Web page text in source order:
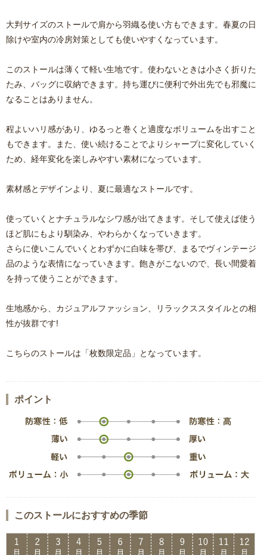
ポイント
このストールにおすすめの季節
大判サイズのストールで肩から羽織る使い方もできます。春夏の日
除けや室内の冷房対策としても使いやすくなっています。
このストールは薄くて軽い生地です。使わないときは小さく折りた
たみ、バッグに収納できます。持ち運びに便利で外出先でも邪魔に
なることはありません。
程よいハリ感があり、ゆるっと巻くと適度なボリュームを出すこと
もできます。また、使い続けることでよりシャープに変化していく
ため、経年変化を楽しみやすい素材になっています。
素材感とデザインより、夏に最適なストールです。
使っていくとナチュラルなシワ感が出てきます。そして使えば使う
ほど肌にもより馴染み、やわらかくなっていきます。
さらに使いこんでいくとわずかに白味を帯び、まるでヴィンテージ
品のような表情になっていきます。飽きがこないので、長い間愛着
を持って使うことができます。
生地感から、カジュアルファッション、リラックススタイルとの相
性が抜群です!
こちらのストールは「枚数限定品」となっています。